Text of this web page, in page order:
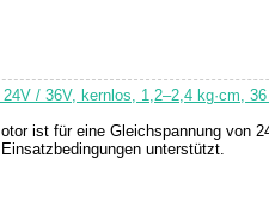
/ 36V, kernlos, 1,2–2,4 kg·cm,
ist für eine Gleichspannung von
unterstützt.